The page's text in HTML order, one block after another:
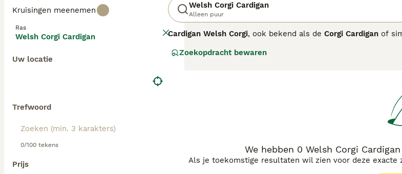
Kruisingen meenemen
Ras
Welsh Corgi Cardigan
Uw locatie
Trefwoord
0/100 tekens
Prijs
Welsh Corgi Cardigan
Alleen puur
Cardigan Welsh Corgi, ook bekend als de Corgi Cardigan of
boerderijen te bewaken, met kenmerken als een lange,
tegenover vreemden, waardoor ze uitstekende waakhonden
mentale stimulatie nodig, wat hen geschikt maakt voor
van hun lange rug zijn ze gevoelig voor rugproblemen, wat
zal met dit ras
Zoekopdracht bewaren
We hebben 0 Welsh Corgi
Als je toekomstige resultaten wil zien voor deze